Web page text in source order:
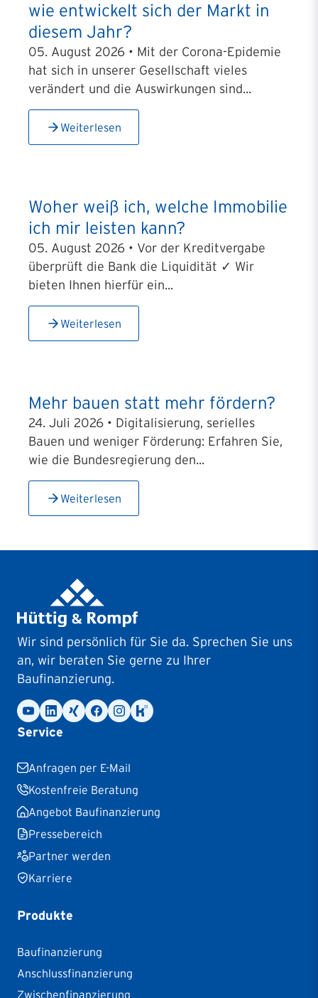
wie entwickelt sich der Markt in
diesem Jahr?
05. August 2026 • Mit der Corona-Epidemie
hat sich in unserer Gesellschaft vieles
verändert und die Auswirkungen sind...
Weiterlesen
Woher weiß ich, welche Immobilie
ich mir leisten kann?
05. August 2026 • Vor der Kreditvergabe
überprüft die Bank die Liquidität ✓ Wir
bieten Ihnen hierfür ein...
Weiterlesen
Mehr bauen statt mehr fördern?
24. Juli 2026 • Digitalisierung, serielles
Bauen und weniger Förderung: Erfahren Sie,
wie die Bundesregierung den...
Weiterlesen
Wir sind persönlich für Sie da. Sprechen Sie uns
an, wir beraten Sie gerne zu Ihrer
Baufinanzierung.
Service
Anfragen per E-Mail
Kostenfreie Beratung
Angebot Baufinanzierung
Pressebereich
Partner werden
Karriere
Produkte
Baufinanzierung
Anschlussfinanzierung
Zwischenfinanzierung